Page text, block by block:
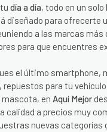
día a día, todo en un solo
diseñado para ofrecerte
a las marcas más
para que encuentres
el último smartphone,
repuestos para tu
en Aquí Mejor
calidad a precios muy
nuevas categorías